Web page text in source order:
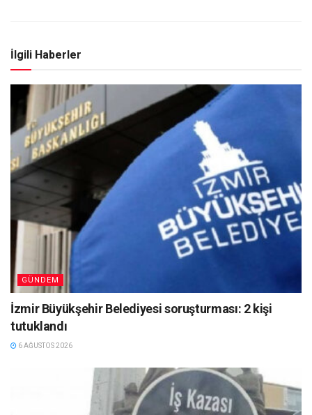
İlgili Haberler
GÜNDEM
İzmir Büyükşehir Belediyesi soruşturması: 2 kişi
tutuklandı
6 AĞUSTOS 2026